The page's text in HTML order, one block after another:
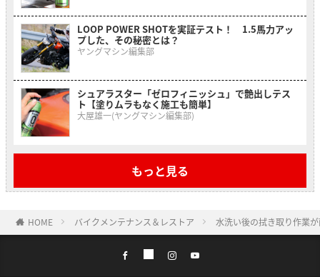
LOOP POWER SHOTを実証テスト！ 1.5馬力アッ
プした、その秘密とは？
ヤングマシン編集部
シュアラスター「ゼロフィニッシュ」で艶出しテス
ト【塗りムラもなく施工も簡単】
大屋雄一(ヤングマシン編集部)
もっと見る
HOME バイクメンテナンス＆レストア 水洗い後の拭き取り作業